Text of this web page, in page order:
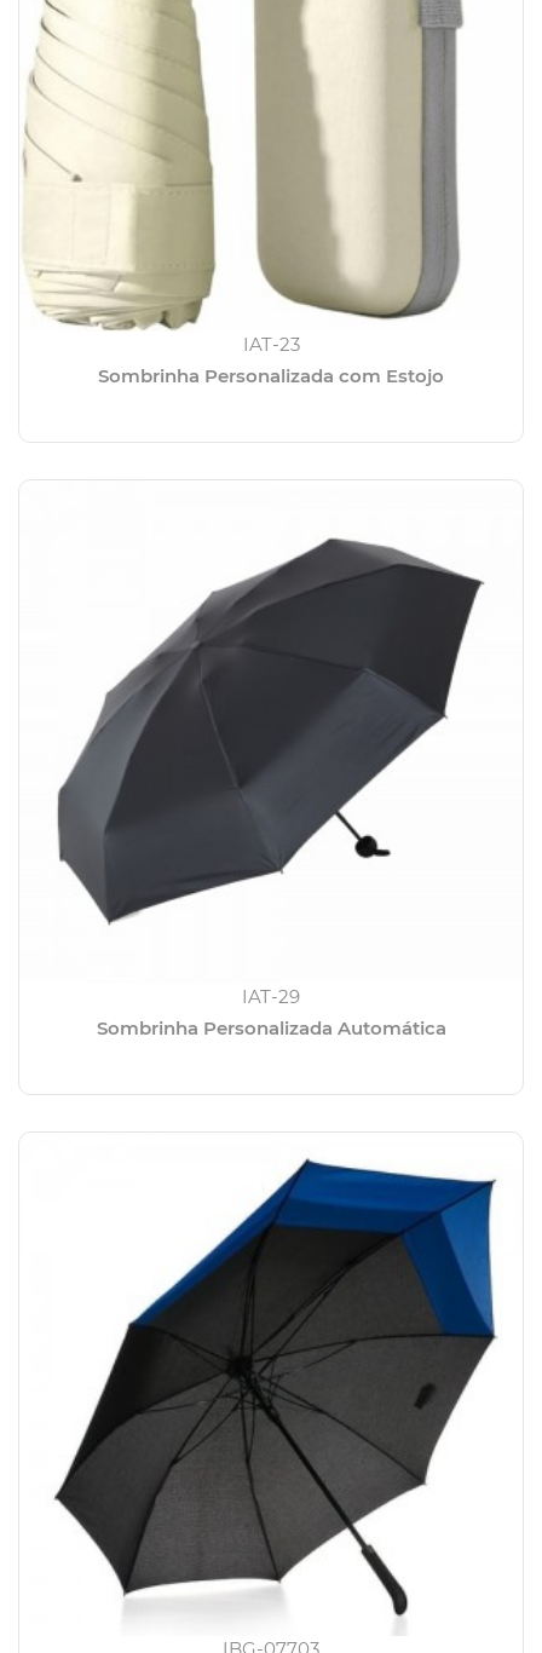
IAT-23
Sombrinha Personalizada com Estojo
IAT-29
Sombrinha Personalizada Automática